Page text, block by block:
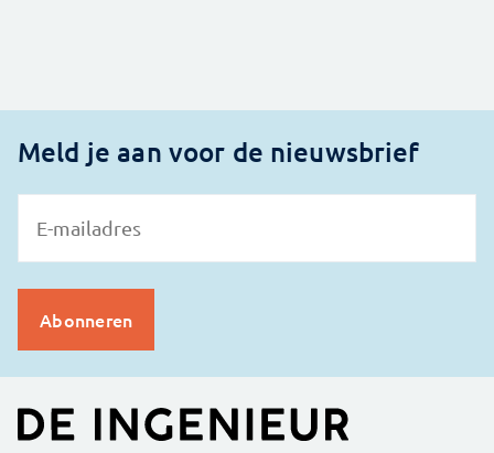
Meld je aan voor de nieuwsbrief